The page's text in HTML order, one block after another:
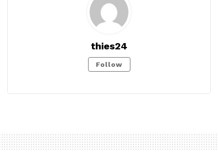
thies24
Follow